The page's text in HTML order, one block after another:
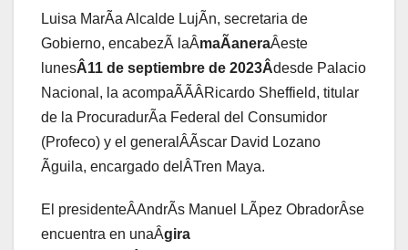
Luisa MarÃa Alcalde LujÃn, secretaria de
Gobierno, encabezÃ laÂmaÃaneraÂeste
lunesÂ11 de septiembre de 2023Âdesde Palacio
Nacional, la acompaÃÃÂRicardo Sheffield, titular
de la ProcuradurÃa Federal del Consumidor
(Profeco) y el generalÂÃscar David Lozano
Ãguila, encargado delÂTren Maya.
El presidenteÂAndrÃs Manuel LÃpez ObradorÂse
encuentra en unaÂgira